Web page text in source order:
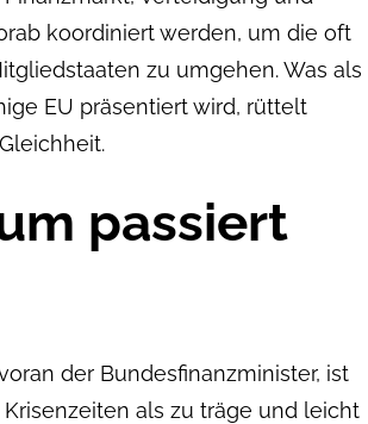
koordiniert werden, um die oft
zu umgehen. Was als
EU präsentiert wird, rüttelt
passiert
der Bundesfinanzminister, ist
als zu träge und leicht